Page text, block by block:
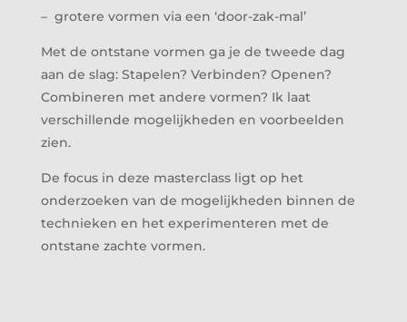
– grotere vormen via een ‘door-zak-mal’
Met de ontstane vormen ga je de tweede dag
aan de slag: Stapelen? Verbinden? Openen?
Combineren met andere vormen? Ik laat
verschillende mogelijkheden en voorbeelden
zien.
De focus in deze masterclass ligt op het
onderzoeken van de mogelijkheden binnen de
technieken en het experimenteren met de
ontstane zachte vormen.